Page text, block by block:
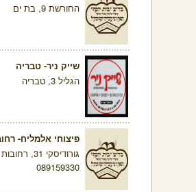
החורשת 9, בת ים
שייק ניר- טבריה
הגליל 3, טבריה
פיצוחי אלמליח-
גורודיסקי 31, רחובות
089159330